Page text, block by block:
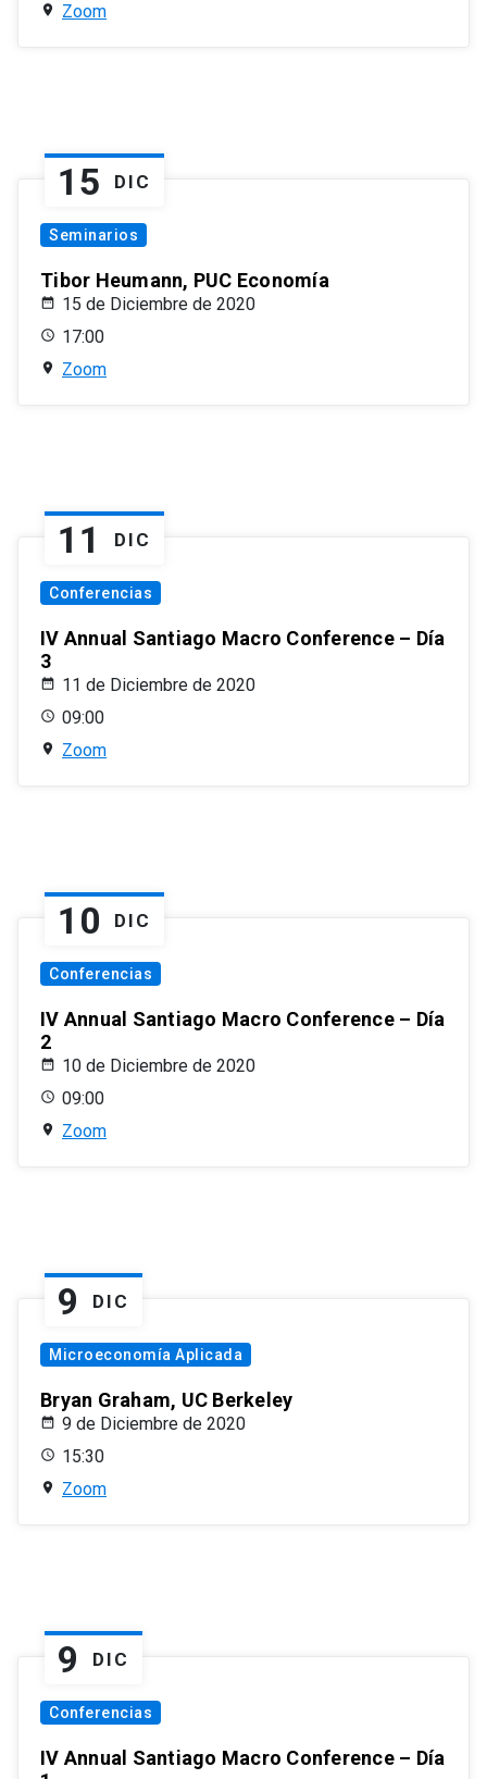
Zoom
15 DIC
Seminarios
Tibor Heumann, PUC Economía
15 de Diciembre de 2020
17:00
Zoom
11 DIC
Conferencias
IV Annual Santiago Macro Conference – Día
3
11 de Diciembre de 2020
09:00
Zoom
10 DIC
Conferencias
IV Annual Santiago Macro Conference – Día
2
10 de Diciembre de 2020
09:00
Zoom
9 DIC
Microeconomía Aplicada
Bryan Graham, UC Berkeley
9 de Diciembre de 2020
15:30
Zoom
9 DIC
Conferencias
IV Annual Santiago Macro Conference – Día